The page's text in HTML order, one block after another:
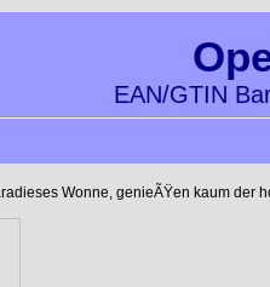
EAN/GTIN
Wonne, genieÃŸen kaum der